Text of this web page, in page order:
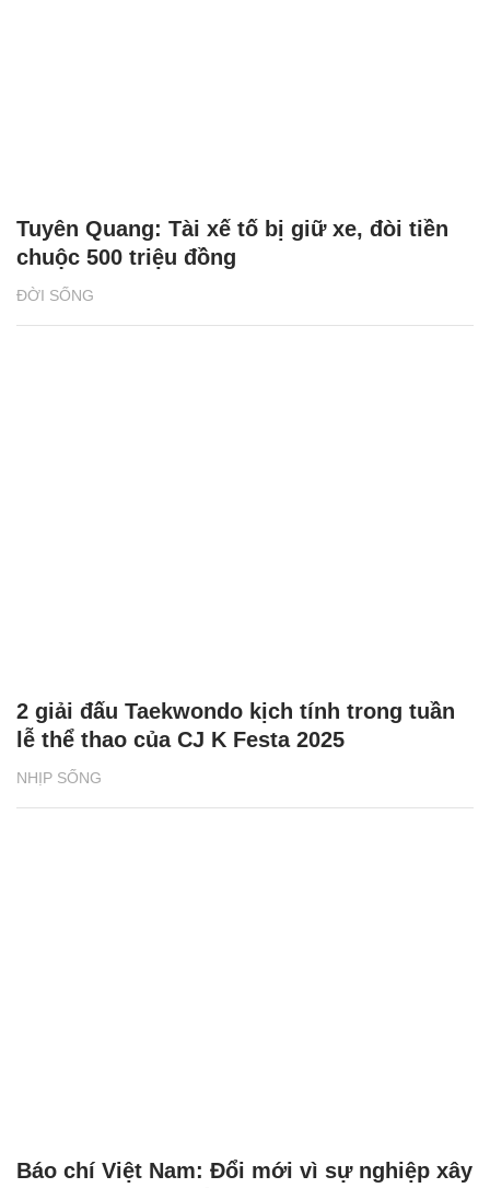
ĐỜI SỐNG
Tuyên Quang: Tài xế tố bị giữ xe, đòi tiền
chuộc 500 triệu đồng
NHỊP SỐNG
2 giải đấu Taekwondo kịch tính trong tuần
lễ thể thao của CJ K Festa 2025
Báo chí Việt Nam: Đổi mới vì sự nghiệp xây